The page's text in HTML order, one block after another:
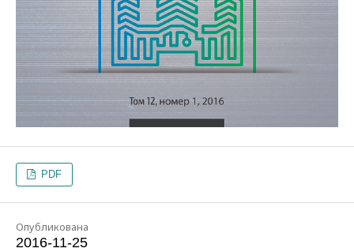
PDF
Опубликована
2016-11-25